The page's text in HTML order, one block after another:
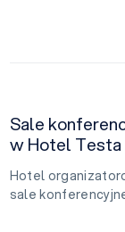
Sale
w Hotel Testa
Hotel
sale